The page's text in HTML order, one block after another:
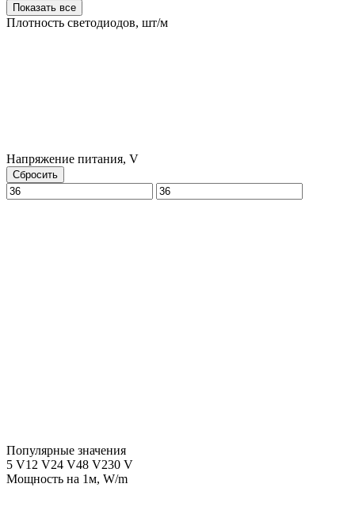
Показать все
Плотность светодиодов, шт/м
Напряжение питания, V
Сбросить
Популярные значения
5 V12 V24 V48 V230 V
Мощность на 1м, W/m